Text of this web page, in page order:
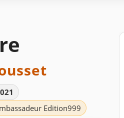
Edition999